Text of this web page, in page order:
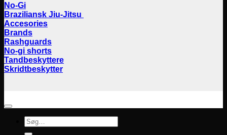
No-Gi
Braziliansk Jiu-Jitsu
Accesories
Brands
Rashguards
No-gi shorts
Tandbeskyttere
Skridtbeskytter
Søg
efter: